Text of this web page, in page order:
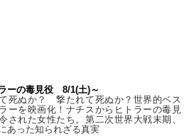
ーの毒見役 8/1(土)～
死ぬか？ 撃たれて死ぬか？世界的ベス
ーを映画化！ナチスからヒトラーの毒見
された女性たち。第二次世界大戦末期、
あった知られざる真実